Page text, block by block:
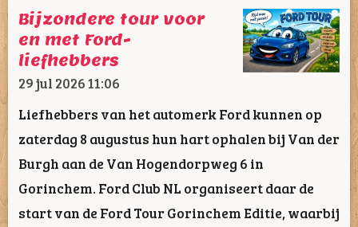
Bijzondere tour voor
en met Ford-
liefhebbers
29 jul 202611:06
Liefhebbers van het automerk Ford kunnen op
zaterdag 8 augustus hun hart ophalen bij Van der
Burgh aan de Van Hogendorpweg 6 in
Gorinchem. Ford Club NL organiseert daar de
start van de Ford Tour Gorinchem Editie, waarbij